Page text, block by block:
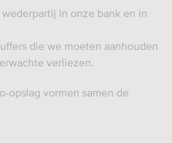
in onze bank en in
die we moeten aanhouden
verliezen.
opslag vormen samen de